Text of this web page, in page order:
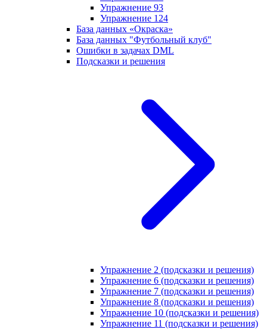
Упражнение 93
Упражнение 124
База данных «Окраска»
База данных "Футбольный клуб"
Ошибки в задачах DML
Подсказки и решения
Упражнение 2 (подсказки и решения)
Упражнение 6 (подсказки и решения)
Упражнение 7 (подсказки и решения)
Упражнение 8 (подсказки и решения)
Упражнение 10 (подсказки и решения)
Упражнение 11 (подсказки и решения)